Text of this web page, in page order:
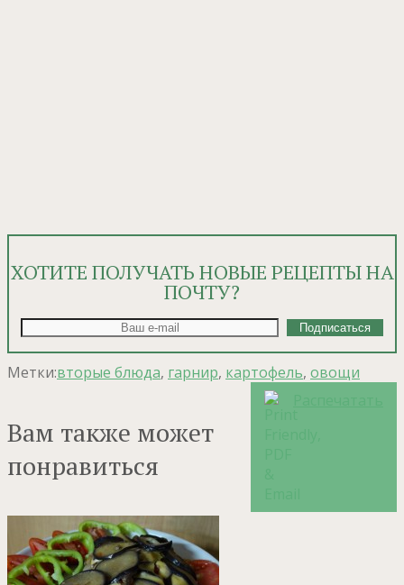
ХОТИТЕ ПОЛУЧАТЬ НОВЫЕ РЕЦЕПТЫ НА
ПОЧТУ?
Метки:вторые блюда, гарнир, картофель, овощи
Вам также может
понравиться